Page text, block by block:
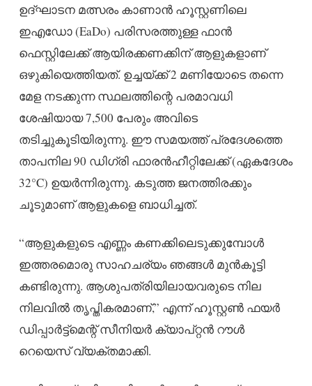
ഉദ്ഘാടന മത്സരം കാണാൻ ഹൂസ്റ്റണിലെ
ഇഎഡോ (EaDo) പരിസരത്തുള്ള ഫാൻ
ഫെസ്റ്റിലേക്ക് ആയിരക്കണക്കിന് ആളുകളാണ്
ഒഴുകിയെത്തിയത്. ഉച്ചയ്ക്ക് 2 മണിയോടെ തന്നെ
മേള നടക്കുന്ന സ്ഥലത്തിന്റെ പരമാവധി
ശേഷിയായ 7,500 പേരും അവിടെ
തടിച്ചുകൂടിയിരുന്നു. ഈ സമയത്ത് പ്രദേശത്തെ
താപനില 90 ഡിഗ്രി ഫാരൻഹീറ്റിലേക്ക് (ഏകദേശം
32°C) ഉയർന്നിരുന്നു. കടുത്ത ജനത്തിരക്കും
ചൂടുമാണ് ആളുകളെ ബാധിച്ചത്.
“ആളുകളുടെ എണ്ണം കണക്കിലെടുക്കുമ്പോൾ
ഇത്തരമൊരു സാഹചര്യം ഞങ്ങൾ മുൻകൂട്ടി
കണ്ടിരുന്നു. ആശുപത്രിയിലായവരുടെ നില
നിലവിൽ തൃപ്തികരമാണ്,” എന്ന് ഹൂസ്റ്റൺ ഫയർ
ഡിപ്പാർട്ട്മെന്റ് സീനിയർ ക്യാപ്റ്റൻ റൗൾ
റെയെസ് വ്യക്തമാക്കി.